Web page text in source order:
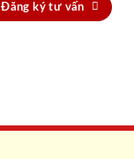
Đăng ký tư vấn